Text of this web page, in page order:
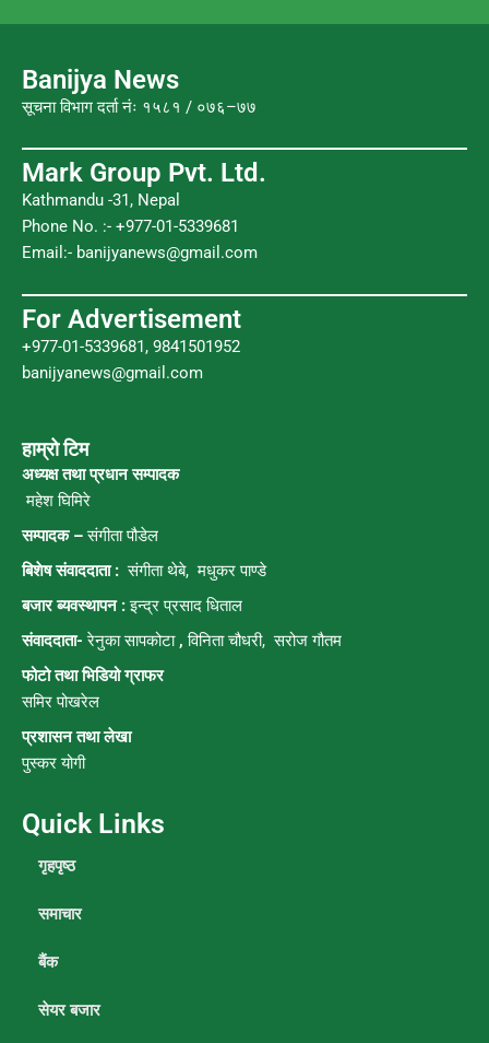
e
o
o
t
r
t
t
m
Banijya News
सूचना विभाग दर्ता नंः १५८१ / ०७६–७७
Mark Group Pvt. Ltd.
Kathmandu -31, Nepal
Phone No. :- +977-01-5339681
Email:- banijyanews@gmail.com
For Advertisement
+977-01-5339681, 9841501952
banijyanews@gmail.com
हाम्रो टिम
अध्यक्ष तथा प्रधान सम्पादक
महेश घिमिरे
सम्पादक –संगीता पौडेल
बिशेष संवाददाता : संगीता थेबे,मधुकर पाण्डे
बजार ब्यवस्थापन :इन्द्र प्रसाद धिताल
संवाददाता-रेनुका सापकोटा, विनिता चौधरी, सरोज गौतम
फोटो तथा भिडियो ग्राफर
समिर पोखरेल
प्रशासन तथा लेखा
पुस्कर योगी
Quick Links
गृहपृष्ठ
समाचार
बैंक
सेयर बजार